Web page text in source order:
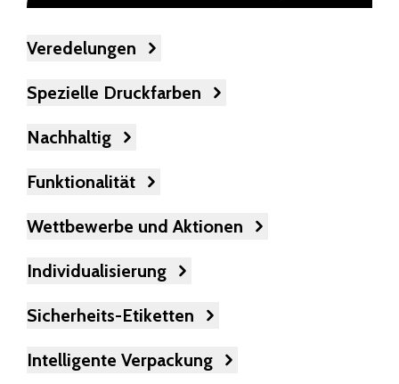
Veredelungen
Spezielle Druckfarben
Nachhaltig
Funktionalität
Wettbewerbe und Aktionen
Individualisierung
Sicherheits-Etiketten
Intelligente Verpackung